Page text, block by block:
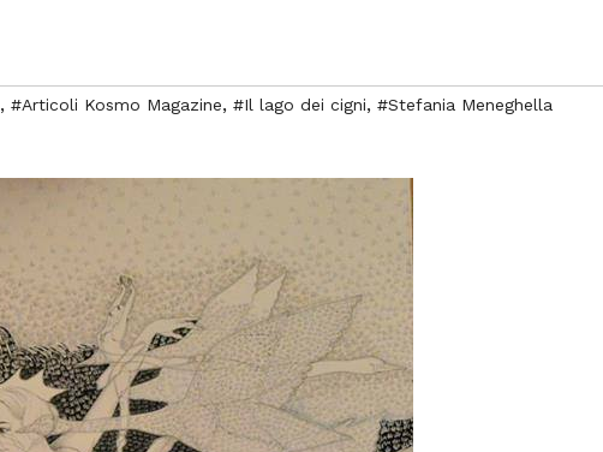
, #Articoli Kosmo Magazine, #Il lago dei cigni, #Stefania Meneghella